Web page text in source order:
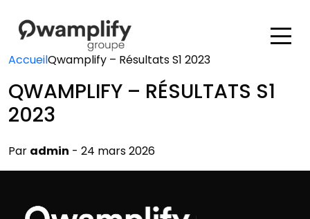
AccueilQwamplify – Résultats S1 2023
QWAMPLIFY – RÉSULTATS S1
2023
Par admin - 24 mars 2026